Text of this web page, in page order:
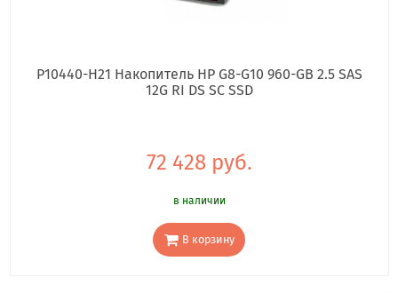
P10440-H21 Накопитель HP G8-G10 960-GB 2.5 SAS
12G RI DS SC SSD
72 428 руб.
в наличии
В корзину